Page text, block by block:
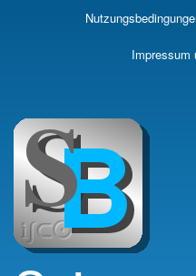
Impressum